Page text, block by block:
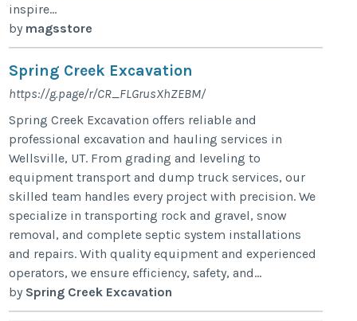
inspire...
by magsstore
Spring Creek Excavation
https://g.page/r/CR_FLGrusXhZEBM/
Spring Creek Excavation offers reliable and
professional excavation and hauling services in
Wellsville, UT. From grading and leveling to
equipment transport and dump truck services, our
skilled team handles every project with precision. We
specialize in transporting rock and gravel, snow
removal, and complete septic system installations
and repairs. With quality equipment and experienced
operators, we ensure efficiency, safety, and...
by Spring Creek Excavation